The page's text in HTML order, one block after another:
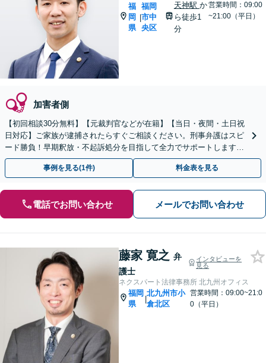
福
岡
県
|
福岡
市中
央区
天神駅 か
ら徒歩1
分
営業時間：09:00
~21:00（平日）
加害者側
【初回相談30分無料】【元裁判官などが在籍】【当日・夜間・土日祝
日対応】ご家族が逮捕されたらすぐご相談ください。刑事弁護はスピ
ード勝負！早期釈放・不起訴処分を目指して全力でサポートします。
【スピード対応】
事例を見る(1件) 料金表を見る
電話でお問い合わせ メールでお問い合わせ
藤家 寛之 弁
護士
インタビューを
見る
ネクスパート法律事務所 北九州オフィス
福岡
県
|
北九州市小
倉北区
営業時間：09:00~21:0
0（平日）